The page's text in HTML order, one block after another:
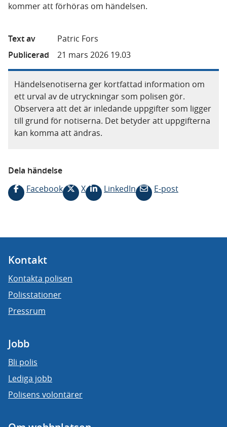
kommer att förhöras om händelsen.
Text av
Patric Fors
Publicerad
21 mars 2026 19.03
Händelsenotiserna ger kortfattad information om
ett urval av de utryckningar som polisen gör.
Observera att det är inledande uppgifter som ligger
till grund för notiserna. Det betyder att uppgifterna
kan komma att ändras.
Dela händelse
Facebook
X LinkedIn E-post
Kontakt
Kontakta polisen
Polisstationer
Pressrum
Jobb
Bli polis
Lediga jobb
Polisens volontärer